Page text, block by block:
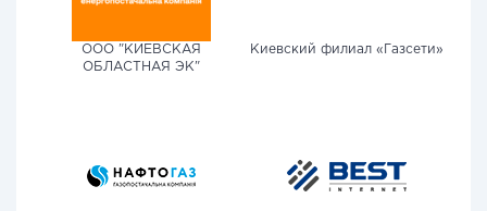
ООО "КИЕВСКАЯ
ОБЛАСТНАЯ ЭК"
Киевский филиал «Газсети»